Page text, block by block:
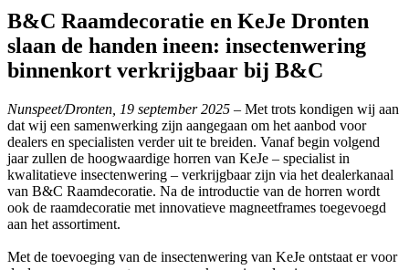
B&C Raamdecoratie en KeJe Dronten
slaan de handen ineen: insectenwering
binnenkort verkrijgbaar bij B&C
Nunspeet/Dronten, 19 september 2025 – Met trots kondigen wij aan
dat wij een samenwerking zijn aangegaan om het aanbod voor
dealers en specialisten verder uit te breiden. Vanaf begin volgend
jaar zullen de hoogwaardige horren van KeJe – specialist in
kwalitatieve insectenwering – verkrijgbaar zijn via het dealerkanaal
van B&C Raamdecoratie. Na de introductie van de horren wordt
ook de raamdecoratie met innovatieve magneetframes toegevoegd
aan het assortiment.
Met de toevoeging van de insectenwering van KeJe ontstaat er voor